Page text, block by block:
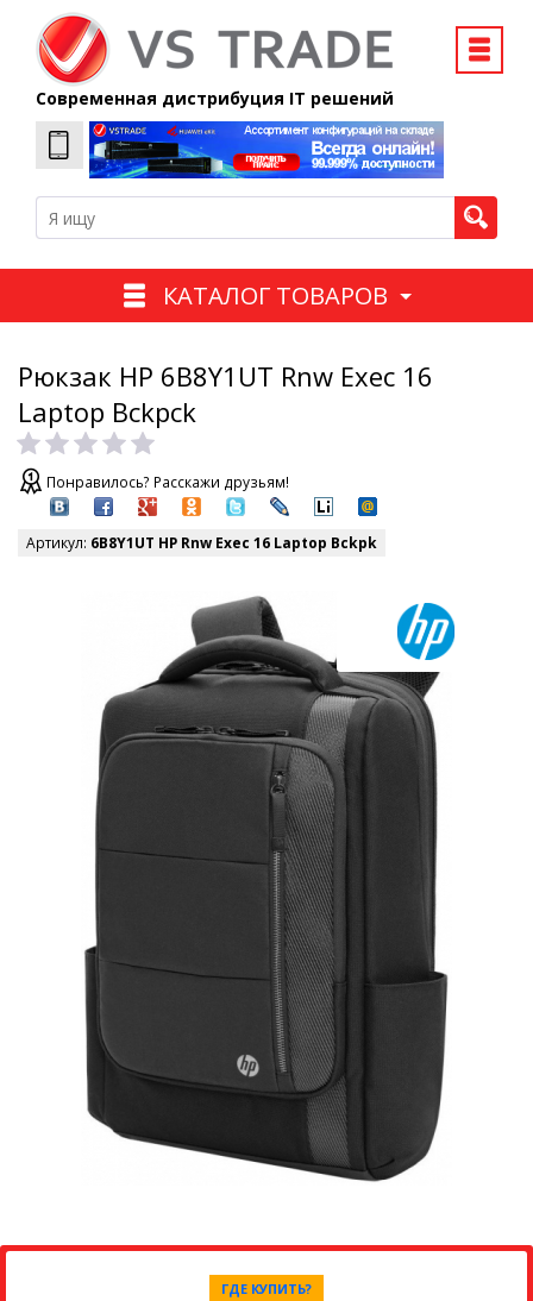
Современная дистрибуция IT решений
КАТАЛОГ ТОВАРОВ
Рюкзак HP 6B8Y1UT Rnw Exec 16
Laptop Bckpck
Понравилось? Расскажи друзьям!
Артикул: 6B8Y1UT HP Rnw Exec 16 Laptop Bckpk
ГДЕ КУПИТЬ?